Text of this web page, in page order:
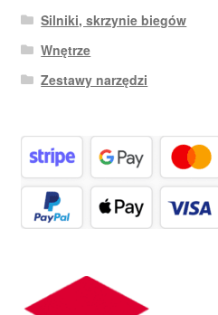
Silniki, skrzynie biegów
Wnętrze
Zestawy narzędzi